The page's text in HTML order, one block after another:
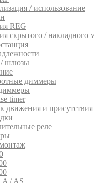
/ использование
REG
скрытого / накладного
/ шлюзы
диммеры
timer
движения и присутствия
реле
A / AS